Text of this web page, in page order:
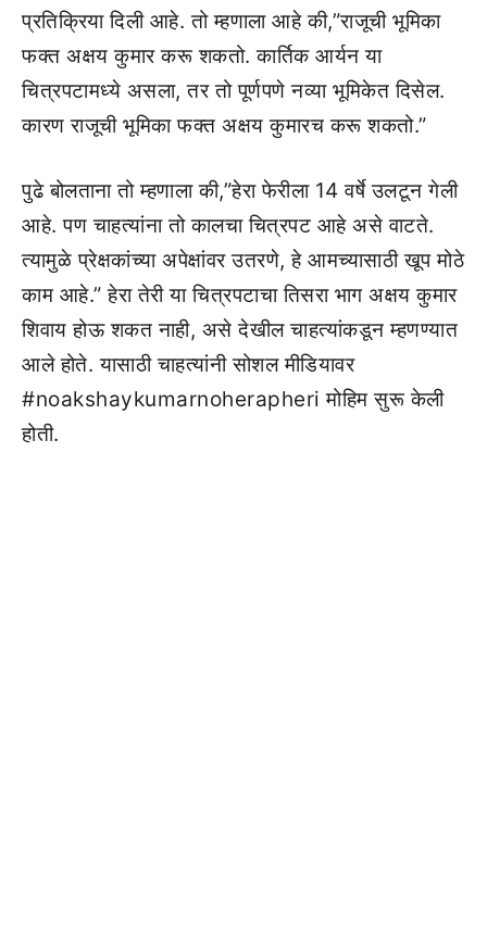
प्रतिक्रिया दिली आहे. तो म्हणाला आहे की,”राजूची भूमिका
फक्त अक्षय कुमार करू शकतो. कार्तिक आर्यन या
चित्रपटामध्ये असला, तर तो पूर्णपणे नव्या भूमिकेत दिसेल.
कारण राजूची भूमिका फक्त अक्षय कुमारच करू शकतो.”
पुढे बोलताना तो म्हणाला की,”हेरा फेरीला 14 वर्षे उलटून गेली
आहे. पण चाहत्यांना तो कालचा चित्रपट आहे असे वाटते.
त्यामुळे प्रेक्षकांच्या अपेक्षांवर उतरणे, हे आमच्यासाठी खूप मोठे
काम आहे.” हेरा तेरी या चित्रपटाचा तिसरा भाग अक्षय कुमार
शिवाय होऊ शकत नाही, असे देखील चाहत्यांकडून म्हणण्यात
आले होते. यासाठी चाहत्यांनी सोशल मीडियावर
#noakshaykumarnoherapheri मोहिम सुरू केली
होती.